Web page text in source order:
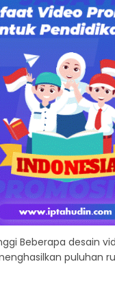
Beberapa desain
puluhan